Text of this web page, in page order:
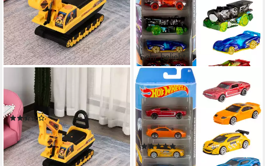
HOMCOM
Spielzeug-Auto
Rutscherfahrzeug als Bagger
(3)
48,99 € UVP78,90 €
-38%
lieferbar - in 2-3 Werktagen bei dir
Sehr beliebt
HOT WHEELS
Spielzeug-Auto 5er
Geschenkset, (Set, 5-tlg), im
Maßstab 1:64, Variante nicht
wählbar
(22)
ab 7,99 € UVP 12,99 €